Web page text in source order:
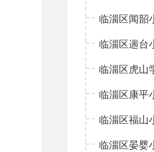
临淄区闻韶
临淄区遄台
临淄区虎山
临淄区康平
临淄区福山
临淄区晏婴